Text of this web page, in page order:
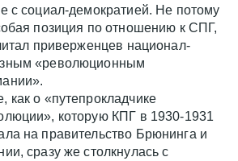
с социал-демократией. Не потому
позиция по отношению к СПГ,
приверженцев национал-
«революционным
о «путепрокладчике
которую КПГ в 1930-1931
на правительство Брюнинга и
сразу же столкнулась с